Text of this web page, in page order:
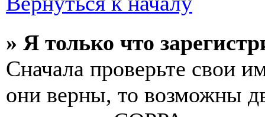
» Я только что
Сначала проверьте свои
они верны, то возможны